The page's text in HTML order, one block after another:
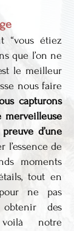
“vous étiez
que l’on ne
le meilleur
nous faire
capturons
d’une
l’essence de
moments
tout en
ne pas
des
notre